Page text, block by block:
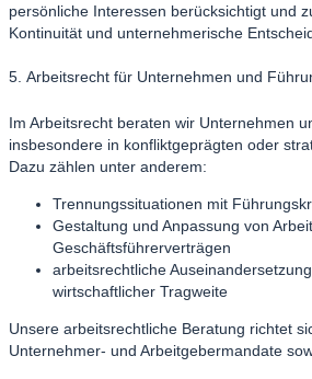
persönliche Interessen berücksichtigt und
Kontinuität und unternehmerische
5. Arbeitsrecht für Unternehmen und
Im Arbeitsrecht beraten wir Unternehmen
insbesondere in konfliktgeprägten oder
Dazu zählen unter anderem:
Trennungssituationen mit
Gestaltung und Anpassung von
Geschäftsführerverträgen
arbeitsrechtliche
wirtschaftlicher Tragweite
Unsere arbeitsrechtliche Beratung richtet
Unternehmer- und Arbeitgebermandate